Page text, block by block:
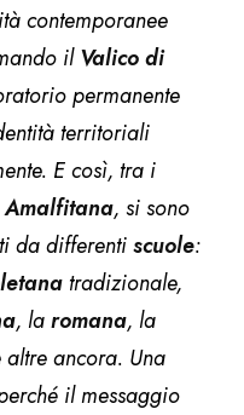
contemporanee
ilValico di
permanente
territoriali
E così, tra i
Amalfitana, si sono
da differentiscuole:
tradizionale,
, laromana, la
altre ancora. Una
il messaggio